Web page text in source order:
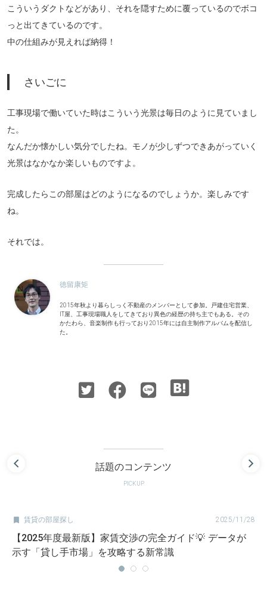
こういうダクトなどがあり、それを隠すために覆っているのでボコ
っと出てきているのです。
中の仕組みが見えれば納得！
さいごに
工事現場で働いていた時はこういう光景は毎日のように見ていまし
た。
なんだか懐かしい気分でしたね。モノが少しずつできあがっていく
光景はなかなか楽しいものですよ。
完成したらこの部屋はどのようになるのでしょうか。楽しみです
ね。
それでは。
徳留康矩
2015年秋より暮らしっく不動産のメンバーとして参加。戸建住宅営業、
IT屋、工事現場職人をしてきており異色の経歴の持ち主でもある。その
かたわら、音楽制作も行っており2015年には自主制作アルバムを配信し
た。
話題のコンテンツ
PICKUP
 賃貸の部屋探し 2025/11/28
【2025年度最新版】家賃交渉の完全ガイド💡 データが
示す「貸し手市場」を攻略する新常識